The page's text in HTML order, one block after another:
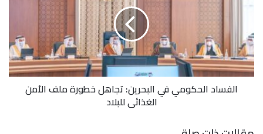
الفساد الحكومي في البحرين: تجاهل خطورة ملف الأمن
الغذائي للبلاد